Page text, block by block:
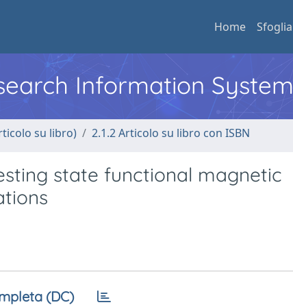
Home Sfoglia
Information System
su libro) 2.1.2 Articolo su libro con ISBN
state functional magnetic
(DC)